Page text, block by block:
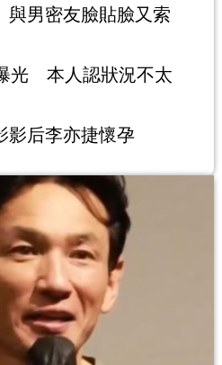
男密友臉貼臉又索
光 本人認狀況不太
影后李亦捷懷孕